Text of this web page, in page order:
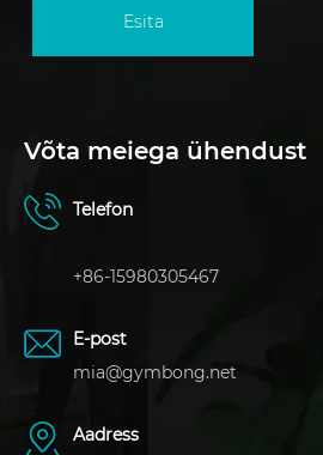
Esita
Võta meiega ühendust
Telefon
+86-15980305467
E-post
mia@gymbong.net
Aadress